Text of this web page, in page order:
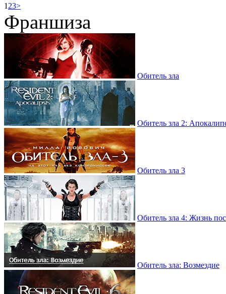
1 23>
Франшиза
Обитель зла
Обитель зла 2:
Обитель зла 3
Обитель зла 4: Жизнь
Обитель зла: Возмездие